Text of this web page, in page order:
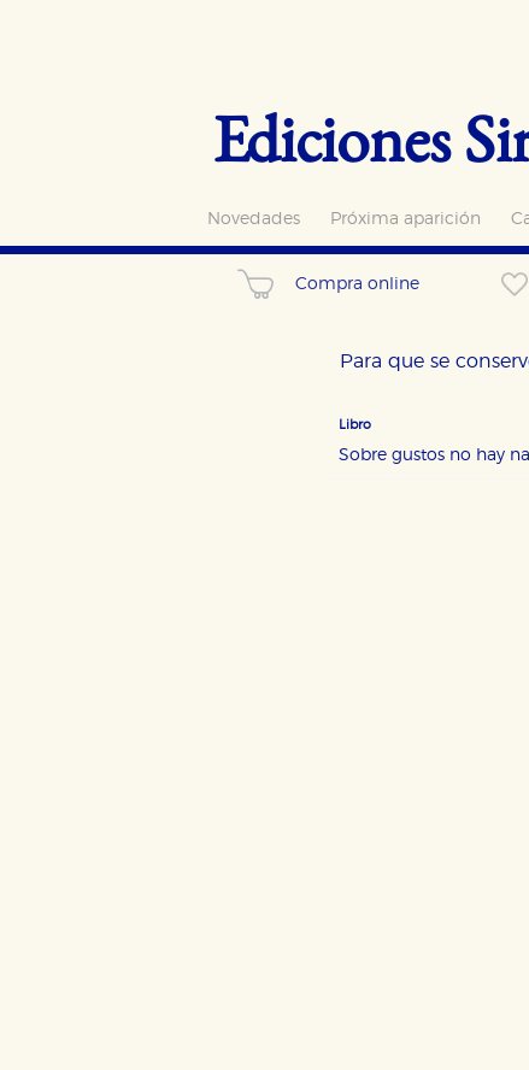
Ediciones
Novedades Próxima aparición
Compra online
Para que se
Libro
Sobre gustos no hay